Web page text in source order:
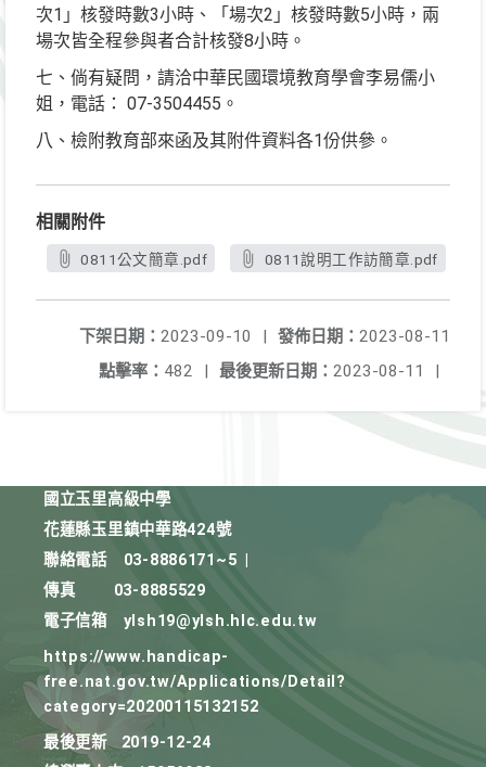
次1」核發時數3小時、「場次2」核發時數5小時，兩
場次皆全程參與者合計核發8小時。
七、倘有疑問，請洽中華民國環境教育學會李易儒小
姐，電話： 07-3504455。
八、檢附教育部來函及其附件資料各1份供參。
相關附件
0811公文簡章.pdf 0811說明工作訪簡章.pdf
發佈日期： 2023-08-11
下架日期： 2023-09-10
|
最後更新日期： 2023-08-11 |
點擊率： 482 |
國立玉里高級中學
花蓮縣玉里鎮中華路424號
聯絡電話
03-8886171~5
傳真
03-8885529
電子信箱
ylsh19@ylsh.hlc.edu.tw
https://www.handicap-
free.nat.gov.tw/Applications/Detail?
category=20200115132152
最後更新
2019-12-24